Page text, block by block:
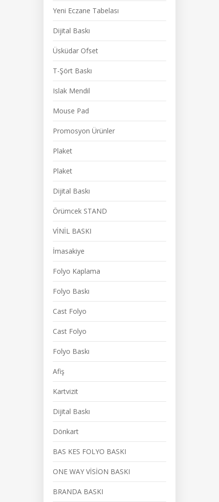
Yeni Eczane Tabelası
Dijital Baskı
Üsküdar Ofset
T-Şört Baskı
Islak Mendil
Mouse Pad
Promosyon Ürünler
Plaket
Plaket
Dijital Baskı
Örümcek STAND
VİNİL BASKI
İmasakiye
Folyo Kaplama
Folyo Baskı
Cast Folyo
Cast Folyo
Folyo Baskı
Afiş
Kartvizit
Dijital Baskı
Dönkart
BAS KES FOLYO BASKI
ONE WAY VİSİON BASKI
BRANDA BASKI